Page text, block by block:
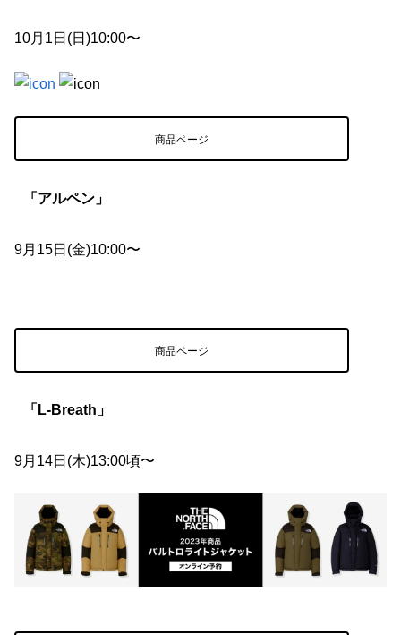
10月1日(日)10:00〜
商品ページ
「アルペン」
9月15日(金)10:00〜
商品ページ
「L-Breath」
9月14日(木)13:00頃〜